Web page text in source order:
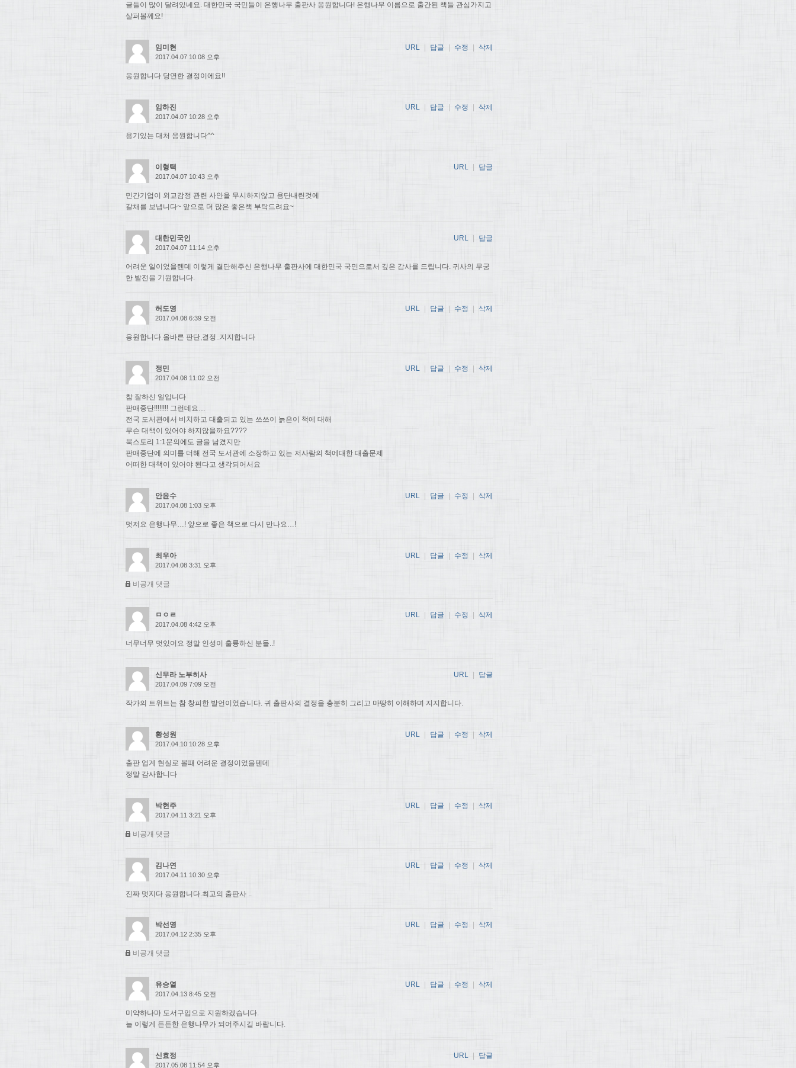
글들이 많이 달려있네요. 대한민국 국민들이 은행나무 출판사 응원합니다! 은행나무 이름으로 출간된 책들 관심가지고
살펴볼께요!
임미현
2017.04.07 10:08 오후
응원합니다 당연한 결정이에요!!
URL 답글 수정 삭제
임하진
2017.04.07 10:28 오후
용기있는 대처 응원합니다^^
URL 답글 수정 삭제
이형택
2017.04.07 10:43 오후
민간기업이 외교감정 관련 사안을 무시하지않고 용단내린것에
갈채를 보냅니다~ 앞으로 더 많은 좋은책 부탁드려요~
URL | 답글
대한민국인
2017.04.07 11:14 오후
어려운 일이었을텐데 이렇게 결단해주신 은행나무 출판사에 대한민국 국민으로서 깊은 감사를 드립니다. 귀사의 무궁
한 발전을 기원합니다.
URL | 답글
허도영
2017.04.08 6:39 오전
응원합니다.올바른 판단,결정..지지합니다
URL 답글 수정 삭제
정민
2017.04.08 11:02 오전
참 잘하신 일입니다
판매중단!!!!!!!! 그런데요…
전국 도서관에서 비치하고 대출되고 있는 쓰쓰이 늙은이 책에 대해
무슨 대책이 있어야 하지않을까요????
북스토리 1:1문의에도 글을 남겼지만
판매중단에 의미를 더해 전국 도서관에 소장하고 있는 저사람의 책에대한 대출문제
어떠한 대책이 있어야 된다고 생각되어서요
URL 답글 수정 삭제
안윤수
2017.04.08 1:03 오후
멋저요 은행나무…! 앞으로 좋은 책으로 다시 만나요…!
URL | 답글 | 수정 | 삭제
최우아
2017.04.08 3:31 오후
비공개 댓글
URL | 답글 | 수정 | 삭제
ㅁㅇㄹ
2017.04.08 4:42 오후
너무너무 멋있어요 정말 인성이 훌륭하신 분들..!
URL 답글 수정 삭제
신무라 노부히사
2017.04.09 7:09 오전
작가의 트위트는 참 창피한 발언이었습니다. 귀 출판사의 결정을 충분히 그리고 마땅히 이해하며 지지합니다.
URL 답글
황성원
2017.04.10 10:28 오후
출판 업계 현실로 볼때 어려운 결정이었을텐데
정말 감사합니다
URL 답글 수정 삭제
박현주
2017.04.11 3:21 오후
비공개 댓글
URL | 답글 | 수정 | 삭제
김나연
2017.04.11 10:30 오후
진짜 멋지다 응원합니다.최고의 출판사 ..
URL | 답글 | 수정 | 삭제
박선영
2017.04.12 2:35 오후
비공개 댓글
URL 답글 수정 삭제
유승열
2017.04.13 8:45 오전
미약하나마 도서구입으로 지원하겠습니다.
늘 이렇게 든든한 은행나무가 되어주시길 바랍니다.
URL 답글 수정 삭제
신효정
2017.05.08 11:54 오후
URL 답글